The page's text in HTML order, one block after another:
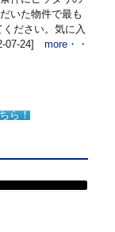
いた物件で最も
ださい。気に入
07-24] more・・
ら！